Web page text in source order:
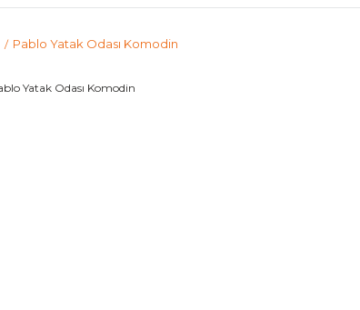
Pablo Yatak Odası Komodin